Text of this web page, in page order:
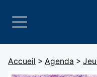
Accueil > Agenda >